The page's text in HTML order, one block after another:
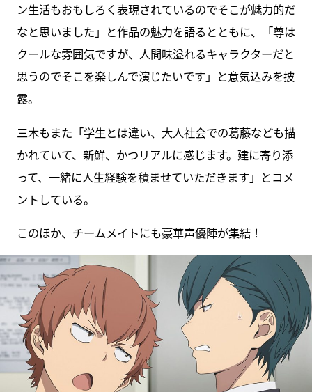
ン生活もおもしろく表現されているのでそこが魅力的だ
なと思いました」と作品の魅力を語るとともに、「尊は
クールな雰囲気ですが、人間味溢れるキャラクターだと
思うのでそこを楽しんで演じたいです」と意気込みを披
露。
三木もまた「学生とは違い、大人社会での葛藤なども描
かれていて、新鮮、かつリアルに感じます。建に寄り添
って、一緒に人生経験を積ませていただきます」とコメ
ントしている。
このほか、チームメイトにも豪華声優陣が集結！